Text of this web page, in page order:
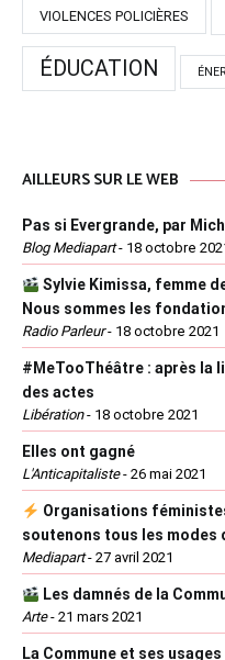
VIOLENCES POLICIÈRES
ÉDUCATION
AILLEURS SUR LE WEB
Pas si Evergrande, par
Blog Mediapart- 18 octobre
Sylvie Kimissa, femme
Nous sommes les
Radio Parleur- 18 octobre 2021
#MeTooThéâtre : après la
des actes
Libération- 18 octobre 2021
Elles ont gagné
L'Anticapitaliste- 26 mai 2021
Organisations
soutenons tous les
Mediapart- 27 avril 2021
Les damnés de la
Arte- 21 mars 2021
La Commune et ses